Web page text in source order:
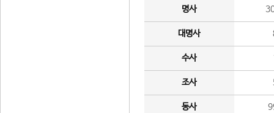
명사
대명사
수사
조사
동사